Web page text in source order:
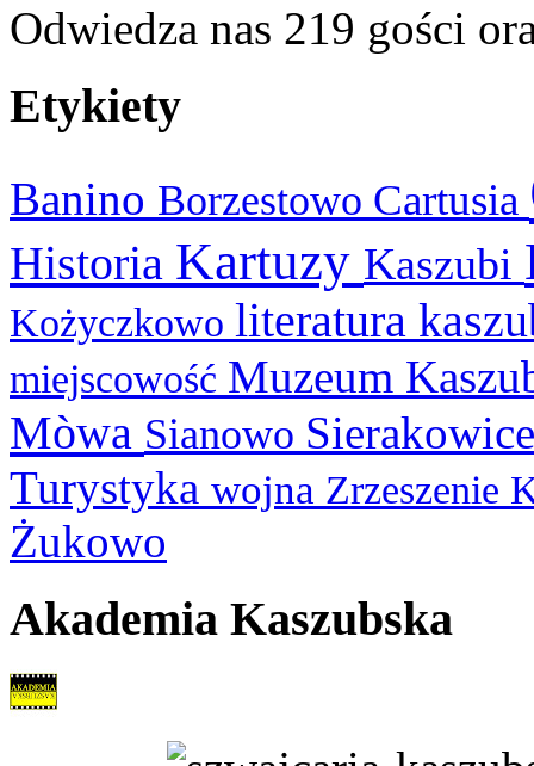
Odwiedza nas 219 gości
Etykiety
Banino Borzestowo Cartusia
Historia Kartuzy Kaszubi
Kożyczkowo literatura
miejscowość Muzeum
Mòwa Sianowo
Turystyka wojna Zrzeszenie
Żukowo
Akademia Kaszubska